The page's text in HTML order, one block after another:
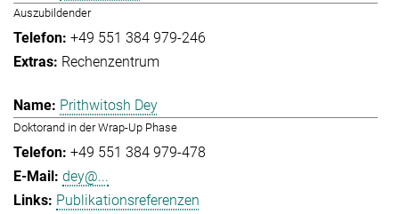
Auszubildender
+49 551 384 979-246
Rechenzentrum
Prithwitosh Dey
Doktorand in der Wrap-Up Phase
+49 551 384 979-478
dey@...
Publikationsreferenzen